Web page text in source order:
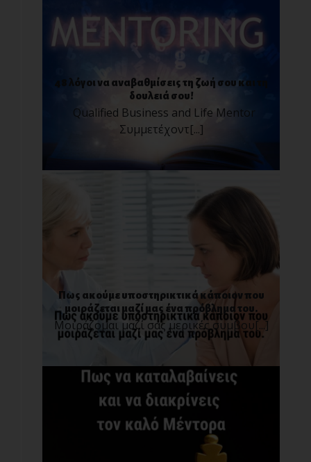
48 λόγοι να αναβαθμίσεις τη ζωή σου και τη
δουλειά σου!
Qualified Business and Life Mentor
Συμμετέχοντ[...]
Πως ακούμε υποστηρικτικά κάποιον που
μοιράζεται μαζί μας ένα πρόβλημα του.
Μοιράζομαι μαζί σας μερικές συμβου[...]